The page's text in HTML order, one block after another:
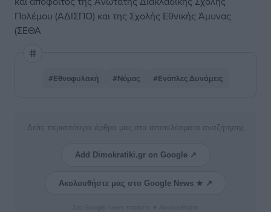
Πολέμου (ΑΔΙΣΠΟ) και της Σχολής Εθνικής Άμυνας
(ΣΕΘΑ
#Εθνοφυλακή #Νόμος #Ενόπλες Δυνάμεις
Δείτε περισσότερα άρθρα μας στα αποτελέσματα αναζήτησης
Add Dimokratiki.gr on Google ↗
Ακολουθήστε μας στο Google News ★ ↗